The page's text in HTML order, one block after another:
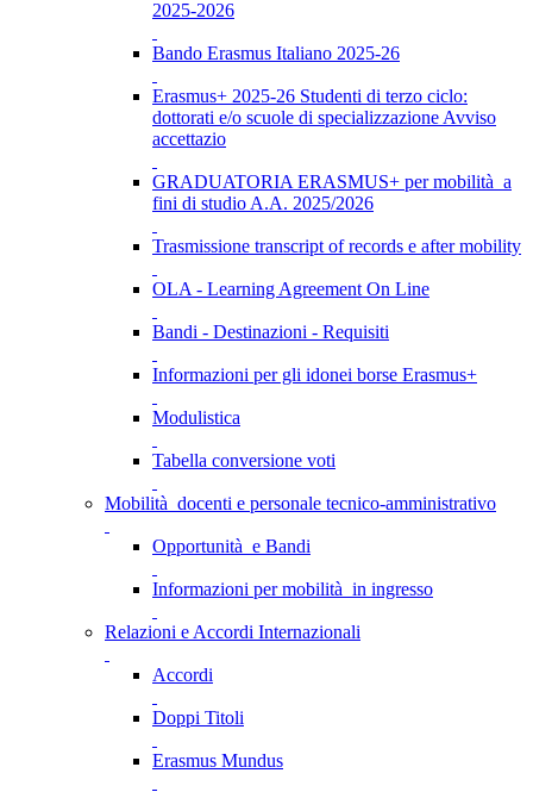
2025-2026
Bando Erasmus Italiano 2025-26
Erasmus+ 2025-26 Studenti di terzo ciclo:
dottorati e/o scuole di specializzazione Avviso
accettazio
GRADUATORIA ERASMUS+ per mobilità a
fini di studio A.A. 2025/2026
Trasmissione transcript of records e after mobility
OLA - Learning Agreement On Line
Bandi - Destinazioni - Requisiti
Informazioni per gli idonei borse Erasmus+
Modulistica
Tabella conversione voti
Mobilità docenti e personale tecnico-amministrativo
Opportunità e Bandi
Informazioni per mobilità in ingresso
Relazioni e Accordi Internazionali
Accordi
Doppi Titoli
Erasmus Mundus